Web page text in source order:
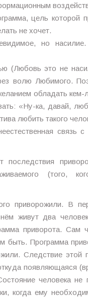
цель которой
не хочет.
но
(Любовь это не
волю Любимого.
обладать кем-
«Ну-ка, давай,
любить такого
связь
последствия
(того,
приворожили. В
живут два
приворота. Сам
быть. Программа
Следствие этой
появляющаяся
человека не
когда ему